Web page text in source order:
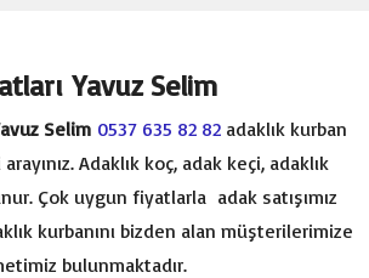
Yavuz Selim
Selim 0537 635 82 82 adaklık kurban
Adaklık koç, adak keçi, adaklık
Çok uygun fiyatlarla adak satışımız
kurbanını bizden alan müşterilerimize
bulunmaktadır.